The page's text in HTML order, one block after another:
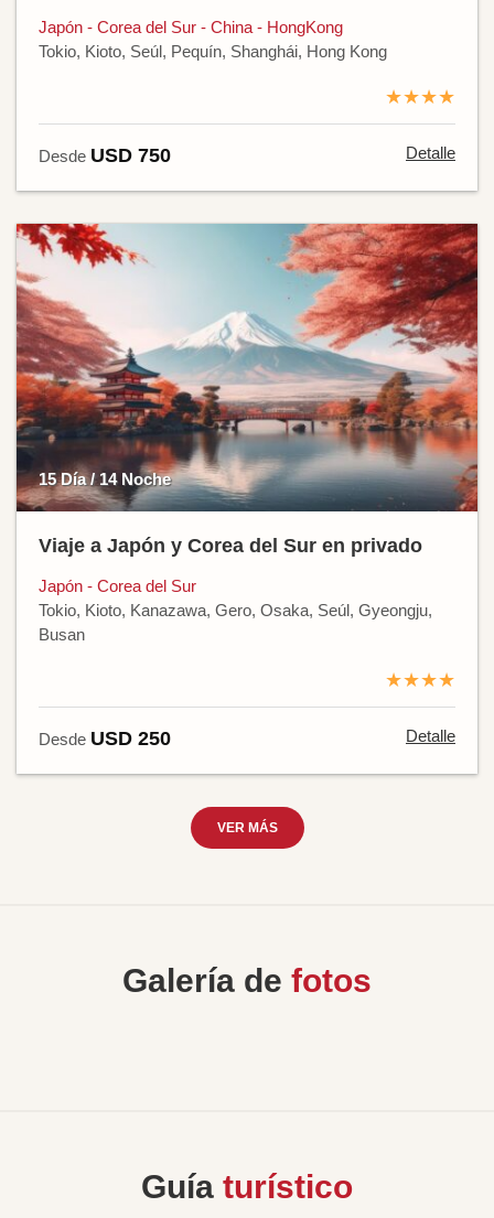
Japón - Corea del Sur - China - HongKong
Tokio, Kioto, Seúl, Pequín, Shanghái, Hong Kong
★★★★
Desde USD 750 Detalle
15 Día / 14 Noche
Viaje a Japón y Corea del Sur en privado
Japón - Corea del Sur
Tokio, Kioto, Kanazawa, Gero, Osaka, Seúl, Gyeongju,
Busan
★★★★
Desde USD 250 Detalle
VER MÁS
Galería de fotos
Guía turístico